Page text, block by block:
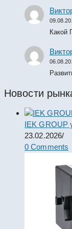
Какой
Новости
IEK GROUP
23.02.2026/
0 Comments